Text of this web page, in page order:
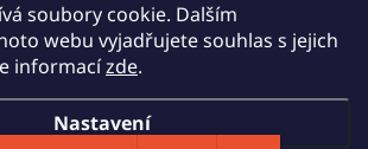
soubory cookie. Dalším
webu vyjadřujete souhlas s jejich
informacízde.
Nastavení